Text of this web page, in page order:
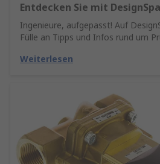
Entdecken Sie mit
Ingenieure, aufgepasst! Auf
Fülle an Tipps und Infos rund um
Weiterlesen